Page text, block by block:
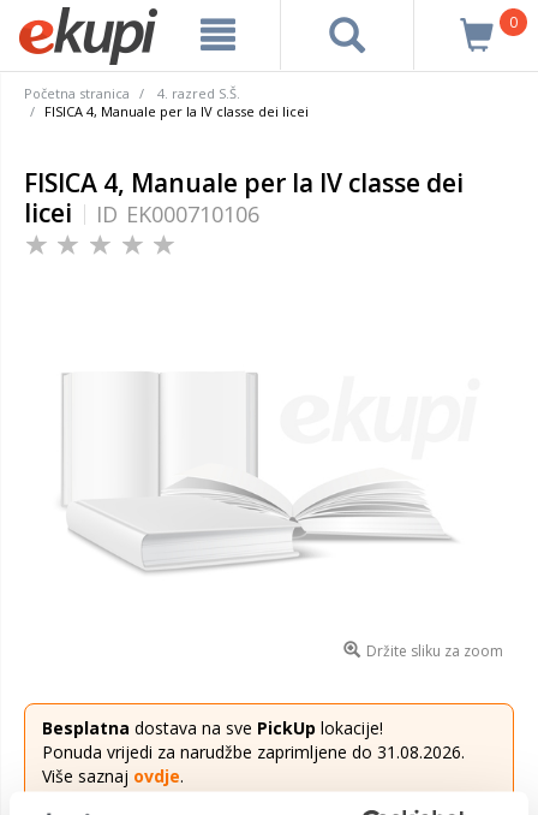
0
Početna stranica
4. razred S.Š.
FISICA 4, Manuale per la IV classe dei licei
FISICA 4, Manuale per la IV classe dei
licei
ID EK000710106
Držite sliku za zoom
Besplatna dostava na sve PickUp lokacije!
Ponuda vrijedi za narudžbe zaprimljene do 31.08.2026.
Više saznaj ovdje.